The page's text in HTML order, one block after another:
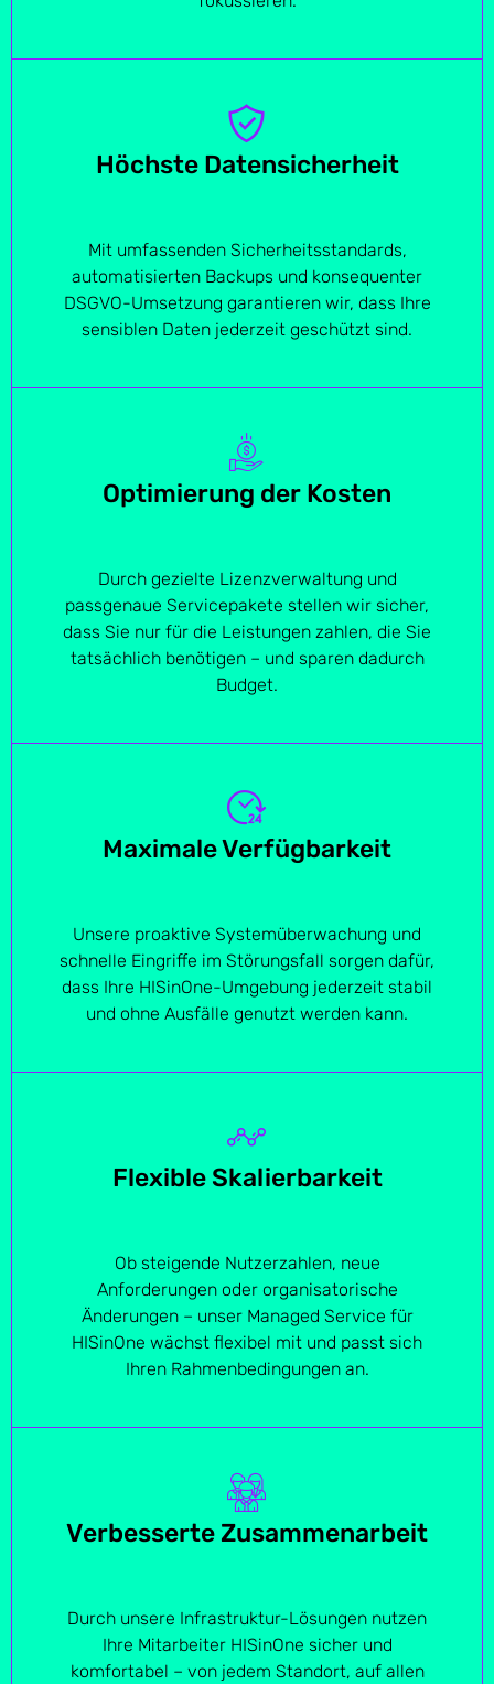
Höchste Datensicherheit
Mit umfassenden Sicherheitsstandards,
automatisierten Backups und konsequenter
DSGVO-Umsetzung garantieren wir, dass Ihre
sensiblen Daten jederzeit geschützt sind.
Optimierung der Kosten
Durch gezielte Lizenzverwaltung und
passgenaue Servicepakete stellen wir sicher,
dass Sie nur für die Leistungen zahlen, die Sie
tatsächlich benötigen – und sparen dadurch
Budget.
Maximale Verfügbarkeit
Unsere proaktive Systemüberwachung und
schnelle Eingriffe im Störungsfall sorgen dafür,
dass Ihre HISinOne-Umgebung jederzeit stabil
und ohne Ausfälle genutzt werden kann.
Flexible Skalierbarkeit
Ob steigende Nutzerzahlen, neue
Anforderungen oder organisatorische
Änderungen – unser Managed Service für
HISinOne wächst flexibel mit und passt sich
Ihren Rahmenbedingungen an.
Verbesserte Zusammenarbeit
Durch unsere Infrastruktur-Lösungen nutzen
Ihre Mitarbeiter HISinOne sicher und
komfortabel – von jedem Standort, auf allen